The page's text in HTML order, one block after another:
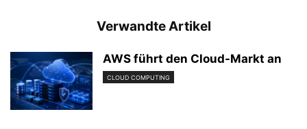
Verwandte Artikel
AWS führt den Cloud-Markt an
CLOUD COMPUTING